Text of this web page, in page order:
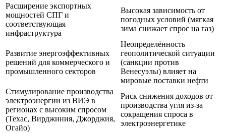
Расширение экспортных
мощностей СПГ и
соответствующая
инфраструктура
Высокая зависимость от
погодных условий (мягкая
зима снижает спрос на газ)
Развитие энергоэффективных
решений для коммерческого и
промышленного секторов
Неопределённость
геополитической ситуации
(санкции против
Венесуэлы) влияет на
мировые поставки нефти
Стимулирование производства
электроэнергии из ВИЭ в
регионах с высоким спросом
(Техас, Вирджиния, Джорджия,
Огайо)
Риск снижения доходов от
производства угля из-за
сокращения спроса в
электроэнергетике